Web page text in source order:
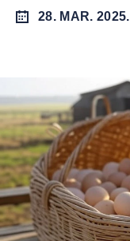
28. MAR. 2025.